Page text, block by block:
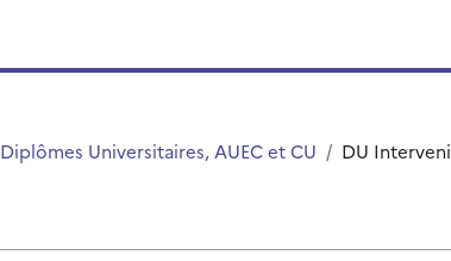
Diplômes Universitaires, AUEC et CU DU